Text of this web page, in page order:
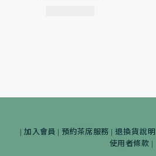
|加入會員 |預約茶席服務 | 退換貨說明
使用者條款 |